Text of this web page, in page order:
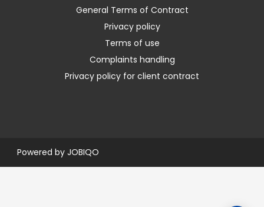
General Terms of Contract
Privacy policy
Terms of use
Complaints handling
Privacy policy for client contract
Powered by JOBIQO